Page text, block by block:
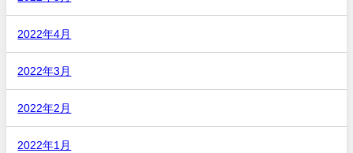
2022年4月
2022年3月
2022年2月
2022年1月